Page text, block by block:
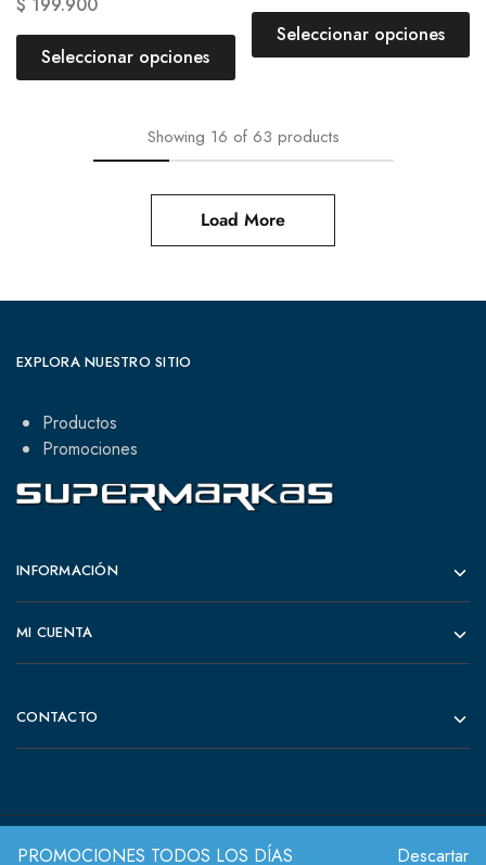
PROMOCIONES TODOS LOS DÍAS Descartar
$ 199.900
Seleccionar opciones
Seleccionar opciones
Showing 16 of 63 products
Load More
EXPLORA NUESTRO SITIO
Productos
Promociones
INFORMACIÓN
MI CUENTA
CONTACTO
© 2022 Todos los derechos reservados.